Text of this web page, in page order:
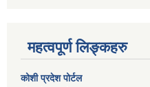
महत्वपूर्ण लिङ्कहरु
कोशी प्रदेश पोर्टल